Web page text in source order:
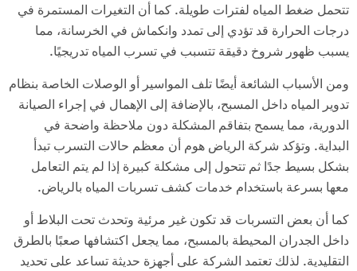
تتحمل ضغط المياه لفترات طويلة. كما أن التغيرات المستمرة في
درجات الحرارة قد تؤدي إلى تمدد وانكماش في الخرسانة، مما
يسبب ظهور شروخ دقيقة تتسبب في تسرب المياه تدريجيًا.
ومن الأسباب الشائعة أيضًا تلف المواسير أو الوصلات الخاصة بنظام
تدوير المياه داخل المسبح، بالإضافة إلى الإهمال في إجراء الصيانة
الدورية، مما يسمح بتفاقم المشكلة دون ملاحظة واضحة في
البداية. وتؤكد شركة الرياض هوم أن معظم حالات التسرب تبدأ
بشكل بسيط جدًا ثم تتحول إلى مشكلة كبيرة إذا لم يتم التعامل
معها بسرعة باستخدام خدمات كشف تسربات المياه بالرياض.
كما أن بعض التسربات قد تكون غير مرئية وتحدث تحت البلاط أو
داخل الجدران المحيطة بالمسبح، مما يجعل اكتشافها صعبًا بالطرق
التقليدية. لذلك تعتمد الشركة على أجهزة حديثة تساعد على تحديد